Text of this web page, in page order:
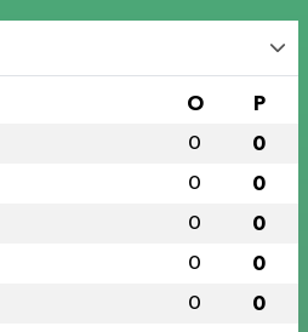
O P
0 0
0 0
0 0
0 0
0 0